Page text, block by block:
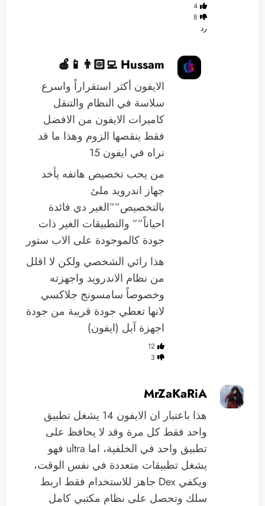
4
8
رد
Hussam 👨🏻‍💻📱🍎
الايفون أكثر استقراراً واسرع
سلاسة في النظام والتنقل
كاميرات الايفون من الافضل
فقط ينقصها الزوم وهذا ما قد
نراه في ايفون 15
من يحب تخصيص هاتفه يأخد
جهاز اندرويد ملئ
بالتخصيص””الغير دي فائدة
احياناً”” والتطبيقات الغير ذات
جودة كالموجودة على الاب ستور
هذا رائي الشخصي ولكن لا اقلل
من نظام الاندرويد واجهزته
وخصوصاً سامسونج جلاكسي
لانها تعطي جودة قريبة من جودة
اجهزة آبل (ايفون)
12
3
MrZaKaRiA
هذا باعتبار ان الايفون 14 يشغل تطبيق
واحد فقط كل مرة وقد لا يحافظ على
تطبيق واحد في الخلفية، اما ultra فهو
يشغل تطبيقات متعددة في نفس الوقت،
ويكفي Dex جاهز للاستخدام فقط اربط
سلك وتحصل على نظام مكتبي كامل